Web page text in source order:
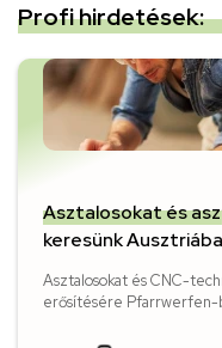
Profi hirdetések:
Asztalosokat és
keresünk Ausztriába
Asztalosokat és CNC-
erősítésére Pfarrwerfen-